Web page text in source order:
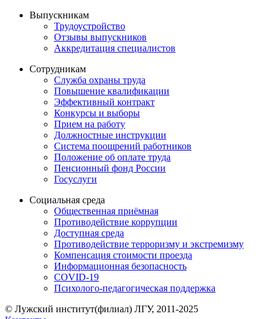
Выпускникам
Трудоустройство
Отзывы выпускников
Аккредитация специалистов
Сотрудникам
Служба охраны труда
Повышение квалификации
Эффективный контракт
Конкурсы и выборы
Прием на работу
Должностные инструкции
Система поощрений работников
Положение об оплате труда
Пенсионный фонд России
Госуслуги
Социальная среда
Общественная приёмная
Противодействие коррупции
Доступная среда
Противодействие терроризму и экстремизму
Компенсация стоимости проезда
Информационная безопасность
COVID-19
Психолого-педагогическая поддержка
© Лужский институт(филиал) ЛГУ, 2011-2025